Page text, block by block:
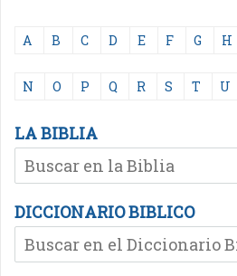
A B C D E F G H
N O P Q R S T U
LA BIBLIA
DICCIONARIO BIBLICO